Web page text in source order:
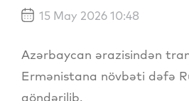
15 May 2026 10:48
Azərbaycan ərazisindən
Ermənistana növbəti dəfə
göndərilib.